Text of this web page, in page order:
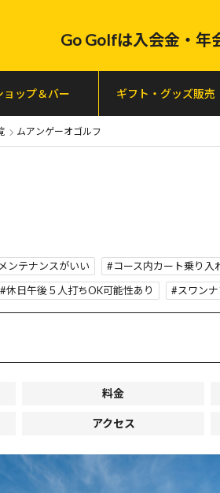
Go Golfは入会金・年
ョップ＆バー ギフト・グッズ販売
ムアンゲーオゴルフ
ンテナンスがいい コース内カート乗り入
休日午後５人打ちOK可能性あり スワン
料金
アクセス